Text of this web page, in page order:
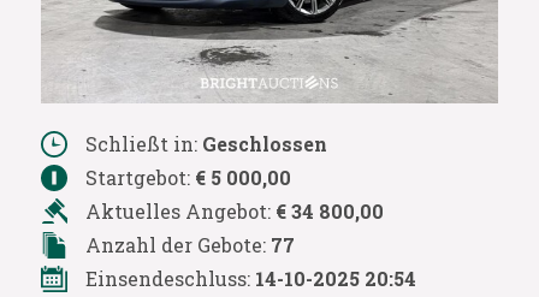
Schließt in: Geschlossen
Startgebot: € 5 000,00
Aktuelles Angebot: € 34 800,00
Anzahl der Gebote: 77
Einsendeschluss: 14-10-2025 20:54